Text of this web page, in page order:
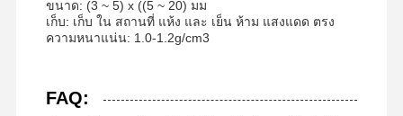
ขนาด: (3 ~ 5) x ((5 ~ 20) มม
เก็บ: เก็บ ใน สถานที่ แห้ง และ เย็น ห้าม แสงแดด ตรง
ความหนาแน่น: 1.0-1.2g/cm3
FAQ: